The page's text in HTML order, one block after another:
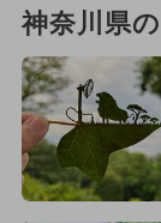
神奈川県